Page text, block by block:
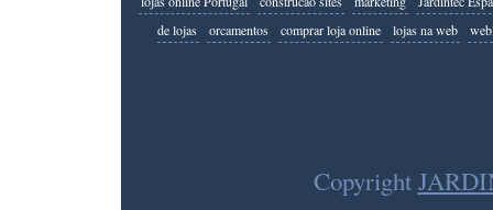
de lojas
orcamentos comprar loja online lojas na web
Copyright